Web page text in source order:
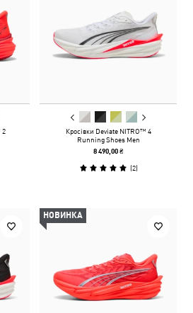
2
Кросівки Deviate NITRO™ 4
Running Shoes Men
8 490,00 ₴
(2)
НОВИНКА